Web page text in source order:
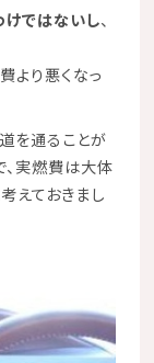
けではないし、
より悪くなっ
を通ることが
、実燃費は大体
考えておきまし